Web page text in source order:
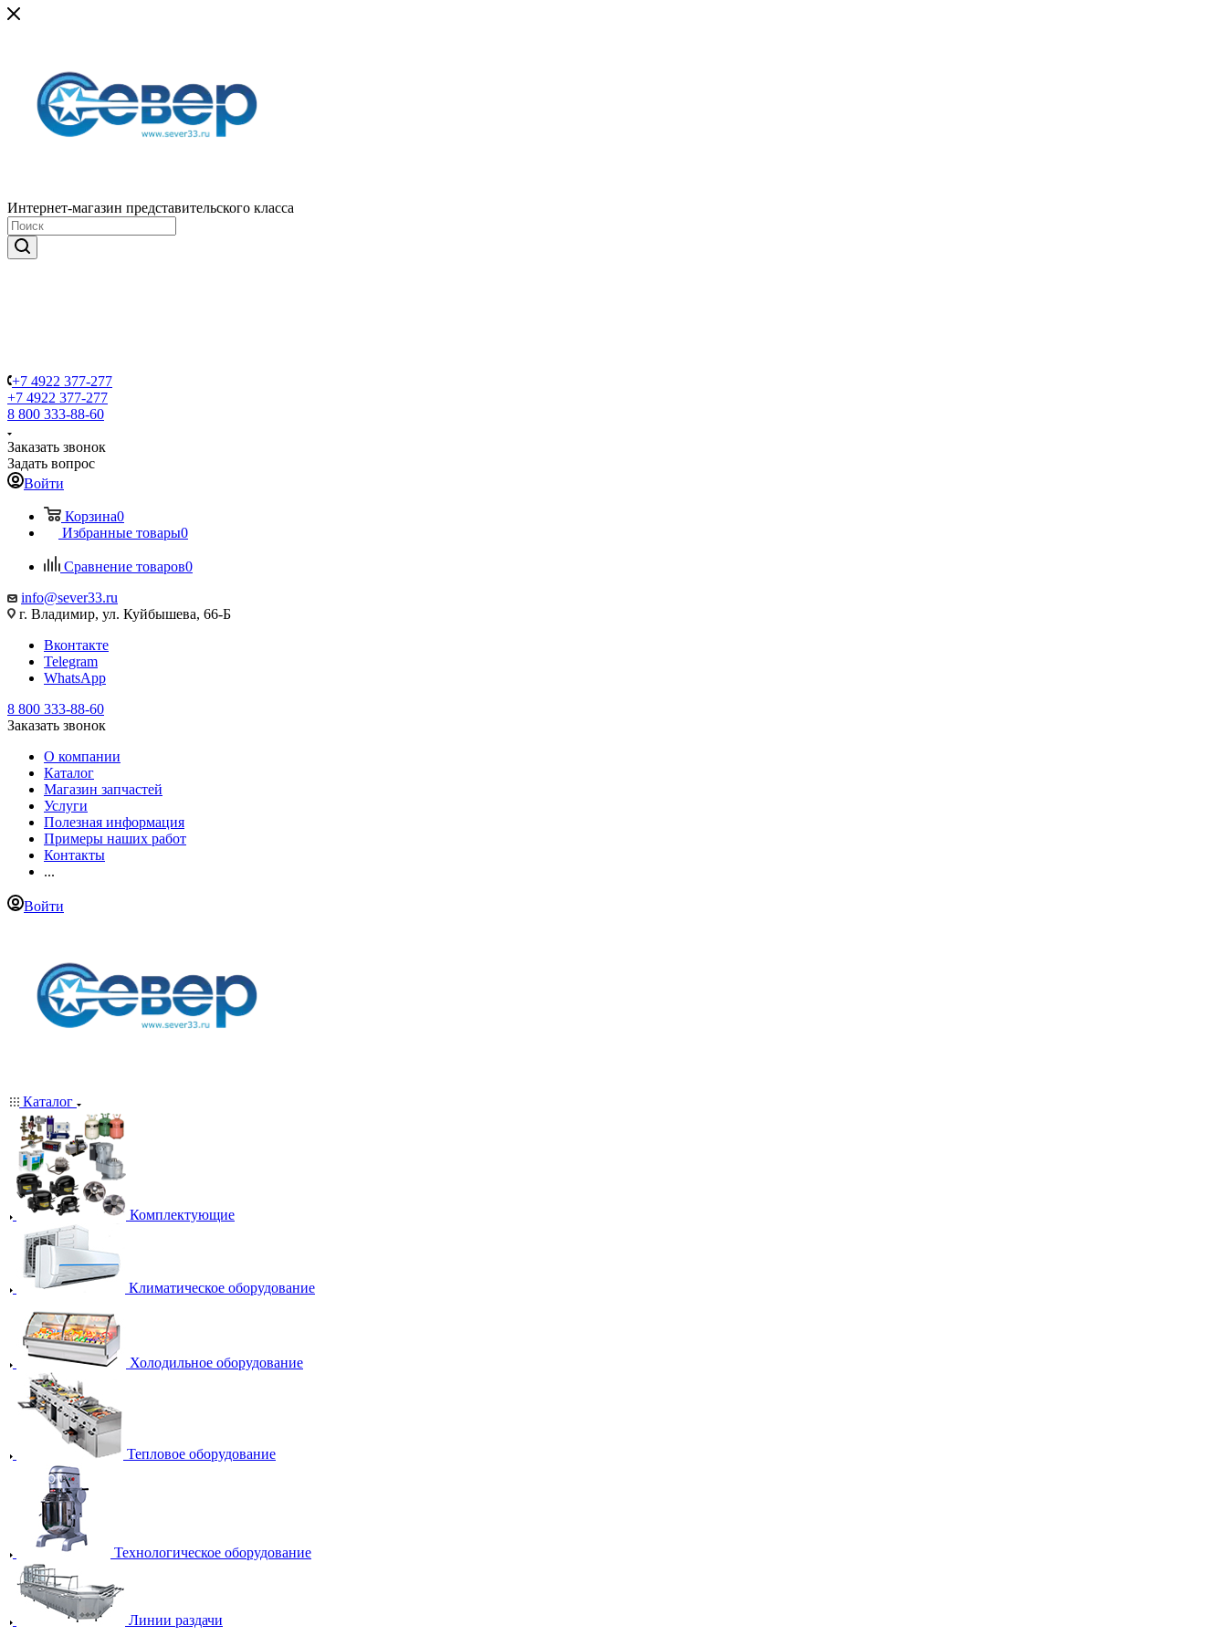
Интернет-магазин представительского класса
+7 4922 377-277
+7 4922 377-277
8 800 333-88-60
Заказать звонок
Задать вопрос
Войти
Корзина0
Избранные товары0
Сравнение товаров0
info@sever33.ru
г. Владимир, ул. Куйбышева, 66-Б
Вконтакте
Telegram
WhatsApp
8 800 333-88-60
Заказать звонок
О компании
Каталог
Магазин запчастей
Услуги
Полезная информация
Примеры наших работ
Контакты
...
Войти
Каталог
Комплектующие
Климатическое оборудование
Холодильное оборудование
Тепловое оборудование
Технологическое оборудование
Линии раздачи